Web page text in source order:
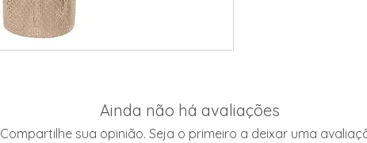
Ainda não há avaliações
Compartilhe sua opinião. Seja o primeiro a deixar uma